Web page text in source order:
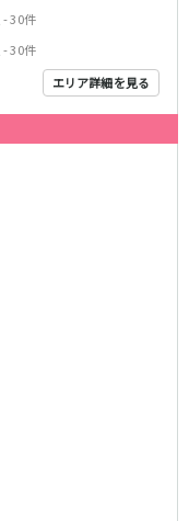
- 30件
- 30件
エリア詳細を見る